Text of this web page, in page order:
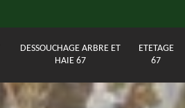
DESSOUCHAGE ARBRE ET
HAIE 67
ETETAGE
67